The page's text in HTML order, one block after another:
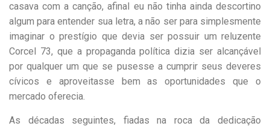
casava com a canção, afinal eu não tinha ainda descortino
algum para entender sua letra, a não ser para simplesmente
imaginar o prestígio que devia ser possuir um reluzente
Corcel 73, que a propaganda política dizia ser alcançável
por qualquer um que se pusesse a cumprir seus deveres
cívicos e aproveitasse bem as oportunidades que o
mercado oferecia.
As décadas seguintes, fiadas na roca da dedicação